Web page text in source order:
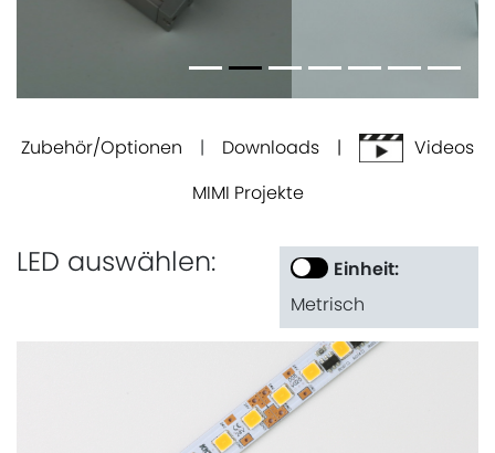
Zubehör/Optionen | Downloads |
Videos
MIMI Projekte
LED auswählen:
Einheit:
Metrisch